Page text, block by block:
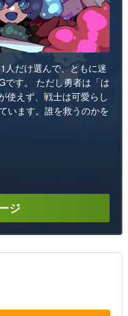
人だけ選んで、ともに迷
です。 ただし勇者は「は
使えず、戦士は可愛らし
います。誰を救うのかを
ジ